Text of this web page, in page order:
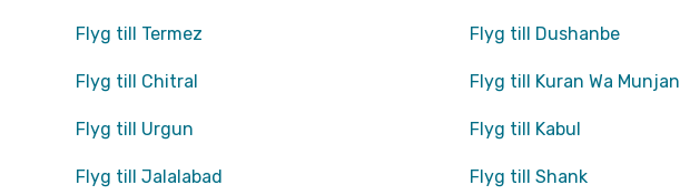
Flyg till Termez Flyg till Dushanbe
Flyg till Chitral Flyg till Kuran Wa Munjan
Flyg till Urgun Flyg till Kabul
Flyg till Jalalabad Flyg till Shank